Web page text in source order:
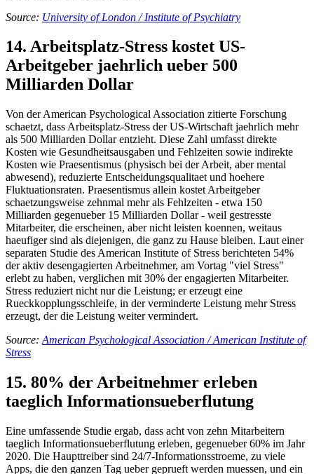
Source: University of London / Institute of Psychiatry
14. Arbeitsplatz-Stress kostet US-
Arbeitgeber jaehrlich ueber 500
Milliarden Dollar
Von der American Psychological Association zitierte Forschung
schaetzt, dass Arbeitsplatz-Stress der US-Wirtschaft jaehrlich mehr
als 500 Milliarden Dollar entzieht. Diese Zahl umfasst direkte
Kosten wie Gesundheitsausgaben und Fehlzeiten sowie indirekte
Kosten wie Praesentismus (physisch bei der Arbeit, aber mental
abwesend), reduzierte Entscheidungsqualitaet und hoehere
Fluktuationsraten. Praesentismus allein kostet Arbeitgeber
schaetzungsweise zehnmal mehr als Fehlzeiten - etwa 150
Milliarden gegenueber 15 Milliarden Dollar - weil gestresste
Mitarbeiter, die erscheinen, aber nicht leisten koennen, weitaus
haeufiger sind als diejenigen, die ganz zu Hause bleiben. Laut einer
separaten Studie des American Institute of Stress berichteten 54%
der aktiv desengagierten Arbeitnehmer, am Vortag "viel Stress"
erlebt zu haben, verglichen mit 30% der engagierten Mitarbeiter.
Stress reduziert nicht nur die Leistung; er erzeugt eine
Rueckkopplungsschleife, in der verminderte Leistung mehr Stress
erzeugt, der die Leistung weiter vermindert.
Source: American Psychological Association / American Institute of
Stress
15. 80% der Arbeitnehmer erleben
taeglich Informationsueberflutung
Eine umfassende Studie ergab, dass acht von zehn Mitarbeitern
taeglich Informationsueberflutung erleben, gegenueber 60% im Jahr
2020. Die Haupttreiber sind 24/7-Informationsstroeme, zu viele
Apps, die den ganzen Tag ueber geprueft werden muessen, und ein